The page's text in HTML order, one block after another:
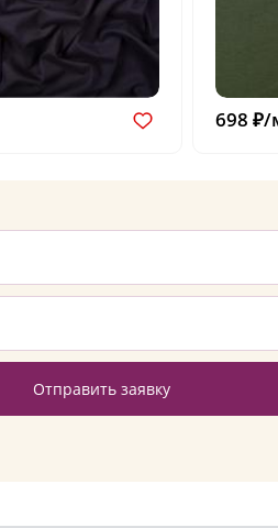
698 ₽/
Отправить заявку